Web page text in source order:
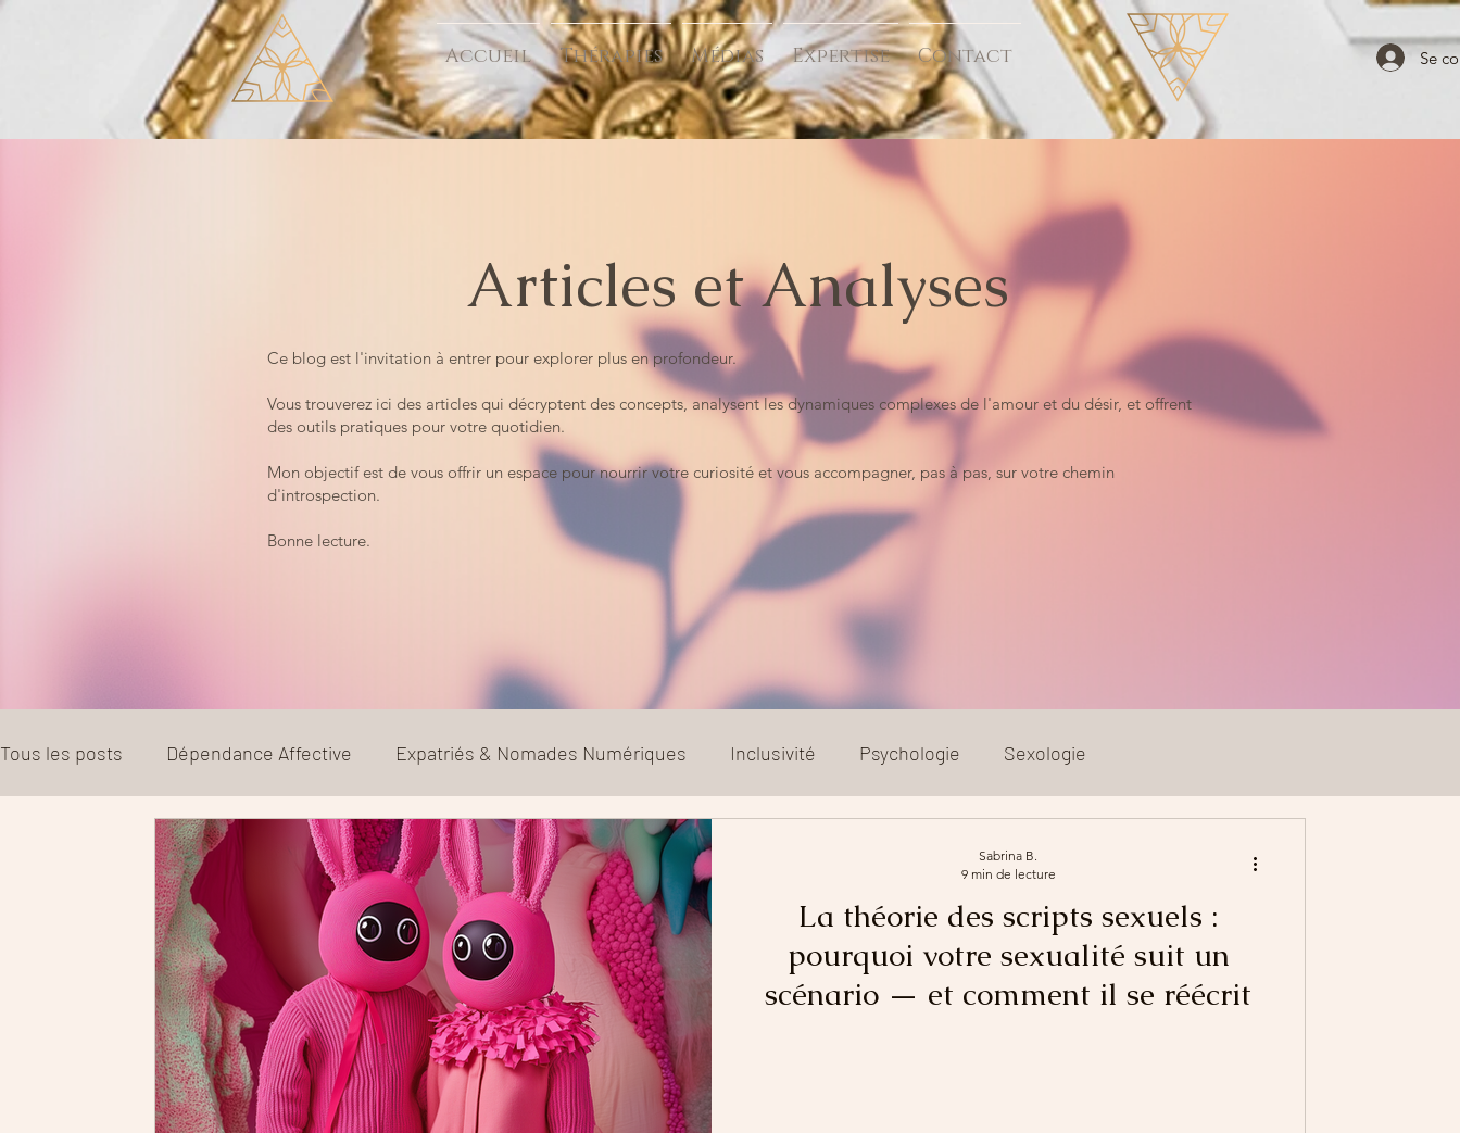
Accueil Thérapies Médias Expertise Contact Se
Articles et Analyses
Ce blog est l'invitation à entrer pour explorer plus en profondeur.
Vous trouverez ici des articles qui décryptent des concepts, analysent les dynamiques complexes de l'amour et du désir, et offrent
des outils pratiques pour votre quotidien.
Mon objectif est de vous offrir un espace pour nourrir votre curiosité et vous accompagner, pas à pas, sur votre chemin
d'introspection.
Bonne lecture.
Tous les posts Dépendance Affective Expatriés & Nomades Numériques Inclusivité Psychologie Sexologie
Parentalité Divorce et séparation Relation toxique Société
La théorie des scripts sexuels :
pourquoi votre sexualité suit un
scénario — et comment il se réécrit
Sabrina B.
9 min de lecture